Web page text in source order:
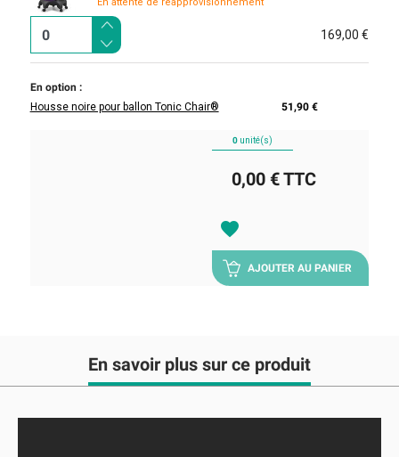
169,00 €
En option :
Housse noire pour ballon Tonic Chair®
51,90 €
0 unité(s)
0,00 €TTC
favorite
AJOUTER AU PANIER
En savoir plus sur ce produit